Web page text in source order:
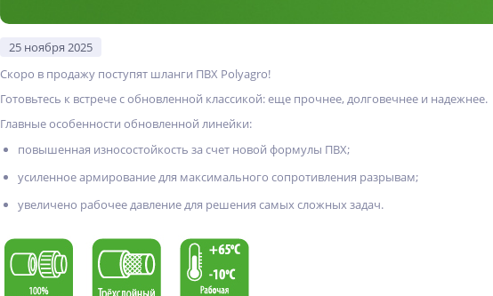
25 ноября 2025
Скоро в продажу поступят шланги ПВХ Polyagro!
Готовьтесь к встрече с обновленной классикой: еще прочнее, долговечнее и надежнее.
Главные особенности обновленной линейки:
повышенная износостойкость за счет новой формулы ПВХ;
усиленное армирование для максимального сопротивления разрывам;
увеличено рабочее давление для решения самых сложных задач.